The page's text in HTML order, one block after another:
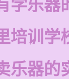
学乐器
培训学
乐器的